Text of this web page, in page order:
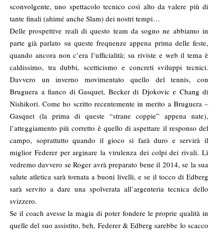
sconvolgente, uno spettacolo tecnico così alto da valere più di
tante finali (ahimé anche Slam) dei nostri tempi…
Delle prospettive reali di questo team da sogno ne abbiamo in
parte già parlato su queste frequenze appena prima delle feste,
quando ancora non c’era l’ufficialità; su riviste e web il tema è
caldissimo, tra dubbi, scetticismo e concreti sviluppi tecnici.
Davvero un inverno movimentato quello del tennis, con
Bruguera a fianco di Gasquet, Becker di Djokovic e Chang di
Nishikori. Come ho scritto recentemente in merito a Bruguera –
Gasquet (la prima di queste “strane coppie” appena nate),
l’atteggiamento più corretto è quello di aspettare il responso del
campo, soprattutto quando il gioco si farà duro e servirà il
miglior Federer per arginare la virulenza dei colpi dei rivali. Lì
vedremo davvero se Roger avrà preparato bene il 2014, se la sua
salute atletica sarà tornata a buoni livelli, e se il tocco di Edberg
sarà servito a dare una spolverata all’argenteria tecnica dello
svizzero.
Se il coach avesse la magia di poter fondere le proprie qualità in
quelle del suo assistito, beh, Federer & Edberg sarebbe lo scacco